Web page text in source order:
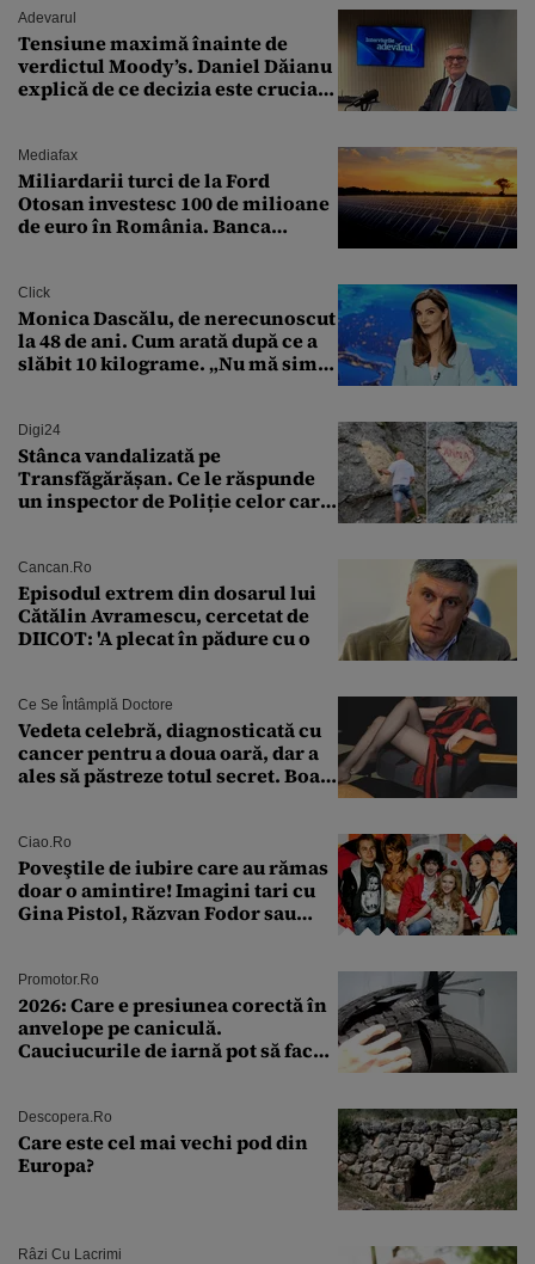
Adevarul
Tensiune maximă înainte de
verdictul Moody’s. Daniel Dăianu
explică de ce decizia este crucială
Mediafax
Miliardarii turci de la Ford
Otosan investesc 100 de milioane
de euro în România. Banca
Click
Monica Dascălu, de nerecunoscut
la 48 de ani. Cum arată după ce a
slăbit 10 kilograme. „Nu mă simt
Digi24
Stânca vandalizată pe
Transfăgărășan. Ce le răspunde
un inspector de Poliție celor care
Cancan.ro
Episodul extrem din dosarul lui
Cătălin Avramescu, cercetat de
DIICOT: 'A plecat în pădure cu o
Ce Se Întâmplă Doctore
Vedeta celebră, diagnosticată cu
cancer pentru a doua oară, dar a
ales să păstreze totul secret. Boala
Ciao.ro
Poveştile de iubire care au rămas
doar o amintire! Imagini tari cu
Gina Pistol, Răzvan Fodor sau
Promotor.ro
2026: Care e presiunea corectă în
anvelope pe caniculă.
Cauciucurile de iarnă pot să facă
Descopera.ro
Care este cel mai vechi pod din
Europa?
Râzi Cu Lacrimi